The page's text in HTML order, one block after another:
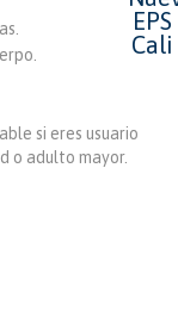
si eres usuario
o adulto mayor.